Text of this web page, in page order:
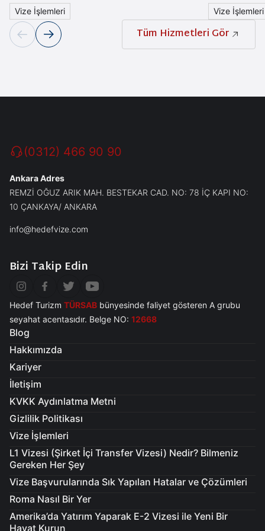
Vize İşlemleri Vize İşlemleri
Tüm Hizmetleri Gör
(0312) 466 90 90
Ankara Adres
REMZİ OĞUZ ARIK MAH. BESTEKAR CAD. NO: 78 İÇ KAPI NO:
10 ÇANKAYA/ ANKARA
info@hedefvize.com
Bizi Takip Edin
Hedef Turizm TÜRSAB bünyesinde faliyet gösteren A grubu
seyahat acentasıdır. Belge NO: 12668
Blog
Hakkımızda
Kariyer
İletişim
KVKK Aydınlatma Metni
Gizlilik Politikası
Vize İşlemleri
L1 Vizesi (Şirket İçi Transfer Vizesi) Nedir? Bilmeniz
Gereken Her Şey
Vize Başvurularında Sık Yapılan Hatalar ve Çözümleri
Roma Nasıl Bir Yer
Amerika’da Yatırım Yaparak E-2 Vizesi ile Yeni Bir
Hayat Kurun